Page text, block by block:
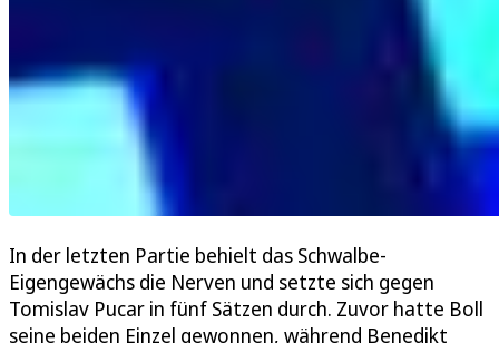
In der letzten Partie behielt das Schwalbe-
Eigengewächs die Nerven und setzte sich gegen
Tomislav Pucar in fünf Sätzen durch. Zuvor hatte Boll
seine beiden Einzel gewonnen, während Benedikt